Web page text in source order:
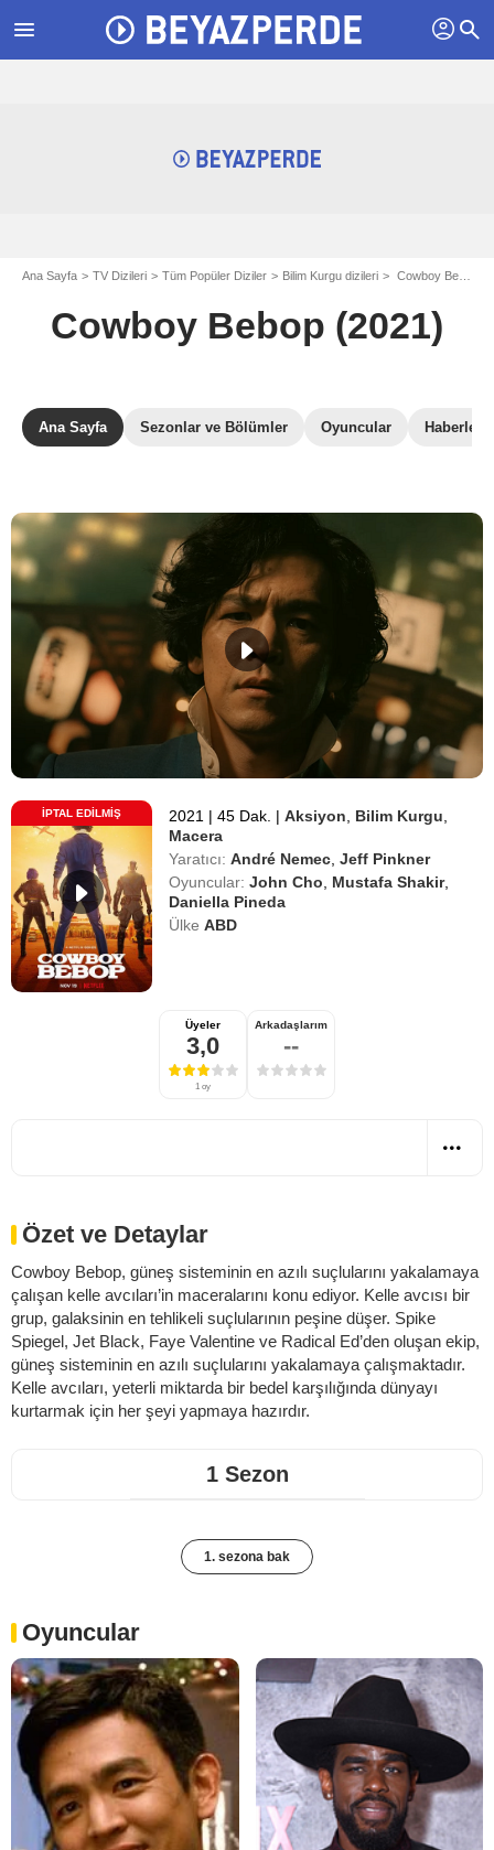
menu profil search
Ana Sayfa TV Dizileri Tüm Popüler Diziler Bilim Kurgu dizileri Cowboy Bebop (2021)
Cowboy Bebop (2021)
Ana Sayfa Sezonlar ve Bölümler Oyuncular Haberler
İPTAL EDILMIŞ 2021 | 45 Dak. | Aksiyon Bilim Kurgu
Macera
Yaratıcı: André Nemec ,Jeff Pinkner
Oyuncular: John Cho Mustafa Shakir,
Daniella Pineda
Ülke ABD
Üyeler
3,0
1 oy
Arkadaşlarım
--
Özet ve Detaylar
Cowboy Bebop, güneş sisteminin en azılı suçlularını yakalamaya
çalışan kelle avcıları’in maceralarını konu ediyor. Kelle avcısı bir
grup, galaksinin en tehlikeli suçlularının peşine düşer. Spike
Spiegel, Jet Black, Faye Valentine ve Radical Ed’den oluşan ekip,
güneş sisteminin en azılı suçlularını yakalamaya çalışmaktadır.
Kelle avcıları, yeterli miktarda bir bedel karşılığında dünyayı
kurtarmak için her şeyi yapmaya hazırdır.
1 Sezon
1. sezona bak
Oyuncular